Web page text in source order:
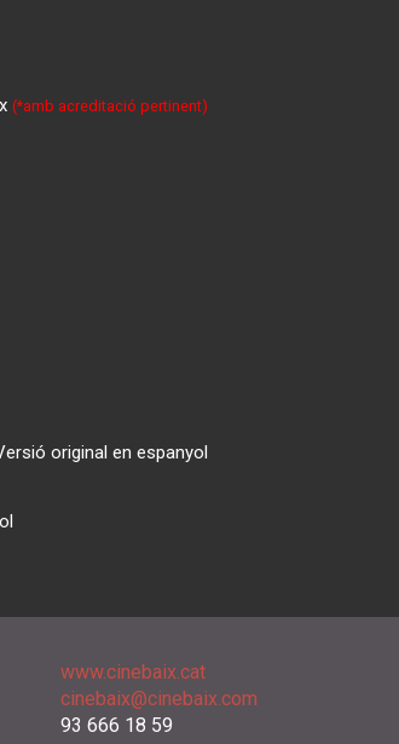
(*amb acreditació pertinent)
original en espanyol
www.cinebaix.cat
cinebaix@cinebaix.com
93 666 18 59